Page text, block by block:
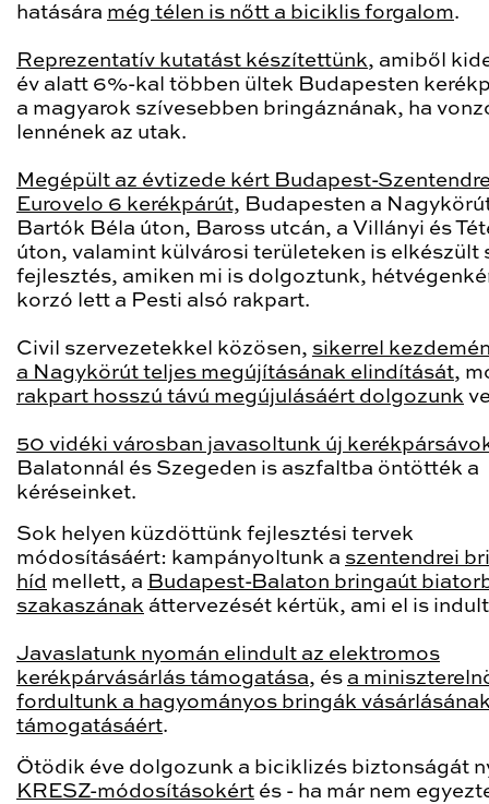
hatására még télen is nőtt a biciklis forgalom.
Reprezentatív kutatást készítettünk, amiből
év alatt 6%-kal többen ültek Budapesten
a magyarok szívesebben bringáznának, ha
lennének az utak.
Megépült az évtizede kért Budapest-
Eurovelo 6 kerékpárút, Budapesten a
Bartók Béla úton, Baross utcán, a Villányi és
úton, valamint külvárosi területeken is elkészült
fejlesztés, amiken mi is dolgoztunk,
korzó lett a Pesti alsó rakpart.
Civil szervezetekkel közösen, sikerrel
a Nagykörút teljes megújításának elindítását,
rakpart hosszú távú megújulásáért dolgozunk
50 vidéki városban javasoltunk új
Balatonnál és Szegeden is aszfaltba öntötték a
kéréseinket.
Sok helyen küzdöttünk fejlesztési tervek
módosításáért: kampányoltunk a szentendrei
híd mellett, a Budapest-Balaton bringaút
szakaszának áttervezését kértük, ami el is
Javaslatunk nyomán elindult az elektromos
kerékpárvásárlás támogatása, és a
fordultunk a hagyományos bringák
támogatásáért.
Ötödik éve dolgozunk a biciklizés biztonságát
KRESZ-módosításokért és - ha már nem